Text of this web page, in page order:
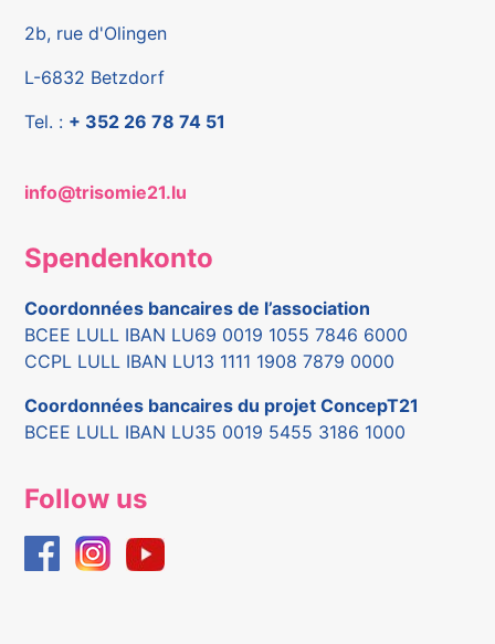
2b, rue d'Olingen
L-6832 Betzdorf
Tel. : + 352 26 78 74 51
info@trisomie21.lu
Spendenkonto
Coordonnées bancaires de l’association
BCEE LULL IBAN LU69 0019 1055 7846 6000
CCPL LULL IBAN LU13 1111 1908 7879 0000
Coordonnées bancaires du projet ConcepT21
BCEE LULL IBAN LU35 0019 5455 3186 1000
Follow us